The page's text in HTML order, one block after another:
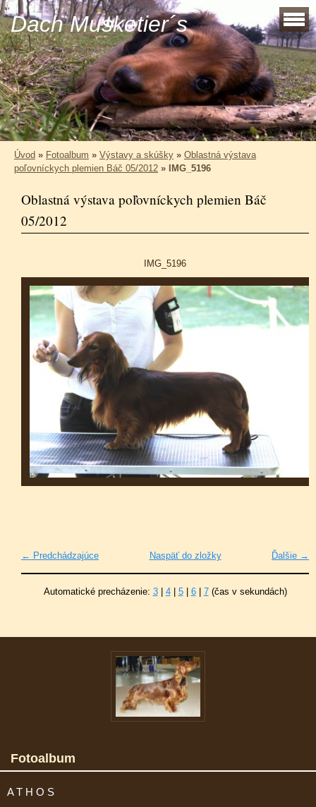
Dach Musketier´s
Úvod » Fotoalbum » Výstavy a skúšky » Oblastná výstava
poľovníckych plemien Báč 05/2012 » IMG_5196
Oblastná výstava poľovníckych plemien Báč
05/2012
IMG_5196
← Predchádzajúce Ďalšie →
Naspäť do zložky
Automatické precházenie: 3| 4| 5| 6| 7(čas v sekundách)
Fotoalbum
A T H O S